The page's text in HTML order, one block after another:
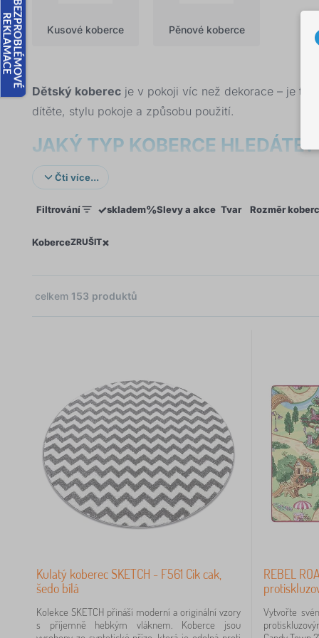
Kusové koberce Pěnové koberce
Dětský koberec je v pokoji víc než dekorace – je to
dítěte, stylu pokoje a způsobu použití.
JAKÝ TYP KOBERCE HLEDÁTE?
Hrací koberec se silnicemi nebo městem
Koberec se zvířátky a přírodními motivy
Kulatý dětský koberec– skvělý jako ohnisko
Koberec doladí celkový vzhled pokoje spolu s
Čti více...
Filtrování ✓skladem%Slevy a akce Tvar Rozměr
KoberceZRUŠIT×
celkem 153 produktů
Kulatý koberec SKETCH - F561 Cik cak,
šedo bílá
Kolekce SKETCH přináší moderní a originální vzory
s příjemně hebkým vláknem. Koberce jsou
REBEL
Vytvořte